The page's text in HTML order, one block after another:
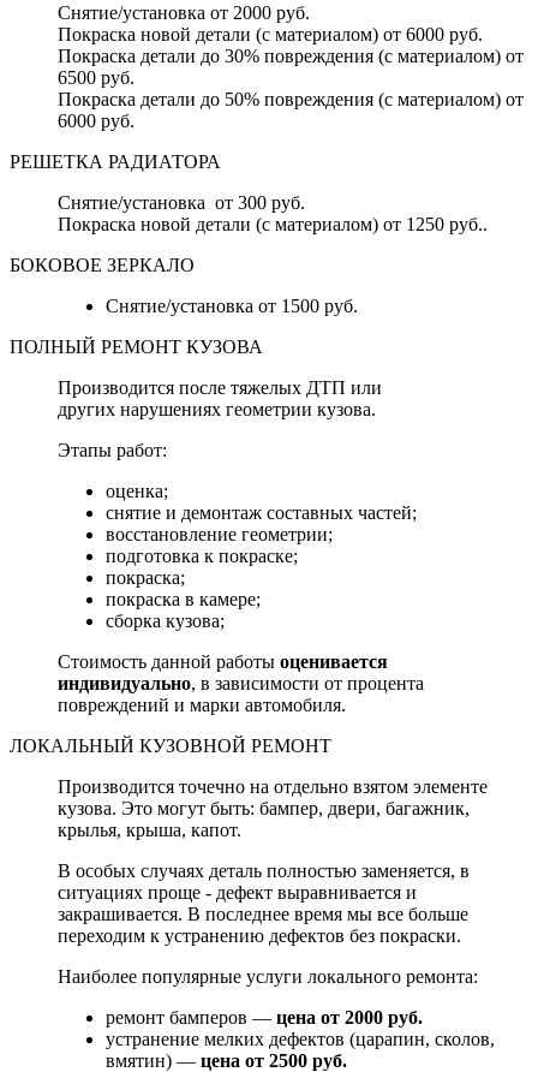
Снятие/установка от 2000 руб.
Покраска новой детали (с материалом) от 6000 руб.
Покраска детали до 30% повреждения (с материалом) от
6500 руб.
Покраска детали до 50% повреждения (с материалом) от
6000 руб.
РЕШЕТКА РАДИАТОРА
Снятие/установка от 300 руб.
Покраска новой детали (с материалом) от 1250 руб..
БОКОВОЕ ЗЕРКАЛО
Снятие/установка от 1500 руб.
ПОЛНЫЙ РЕМОНТ КУЗОВА
Производится после тяжелых ДТП или
других нарушениях геометрии кузова.
Этапы работ:
оценка;
снятие и демонтаж составных частей;
восстановление геометрии;
подготовка к покраске;
покраска;
покраска в камере;
сборка кузова;
Стоимость данной работы оценивается
индивидуально, в зависимости от процента
повреждений и марки автомобиля.
ЛОКАЛЬНЫЙ КУЗОВНОЙ РЕМОНТ
Производится точечно на отдельно взятом элементе
кузова. Это могут быть: бампер, двери, багажник,
крылья, крыша, капот.
В особых случаях деталь полностью заменяется, в
ситуациях проще - дефект выравнивается и
закрашивается. В последнее время мы все больше
переходим к устранению дефектов без покраски.
Наиболее популярные услуги локального ремонта:
ремонт бамперов — цена от 2000 руб.
устранение мелких дефектов (царапин, сколов,
вмятин) — цена от 2500 руб.